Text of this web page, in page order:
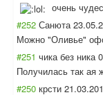
очень
#252 Санюта
Можно "Оливье"
#251 чика без ника
Получилась так ая
#250 крсти